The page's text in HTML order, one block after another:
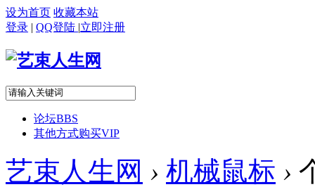
设为首页 收藏本站
登录 | QQ登陆 |立即注册
论坛BBS
其他方式购买VIP
艺束人生网 › 机械鼠标 ›